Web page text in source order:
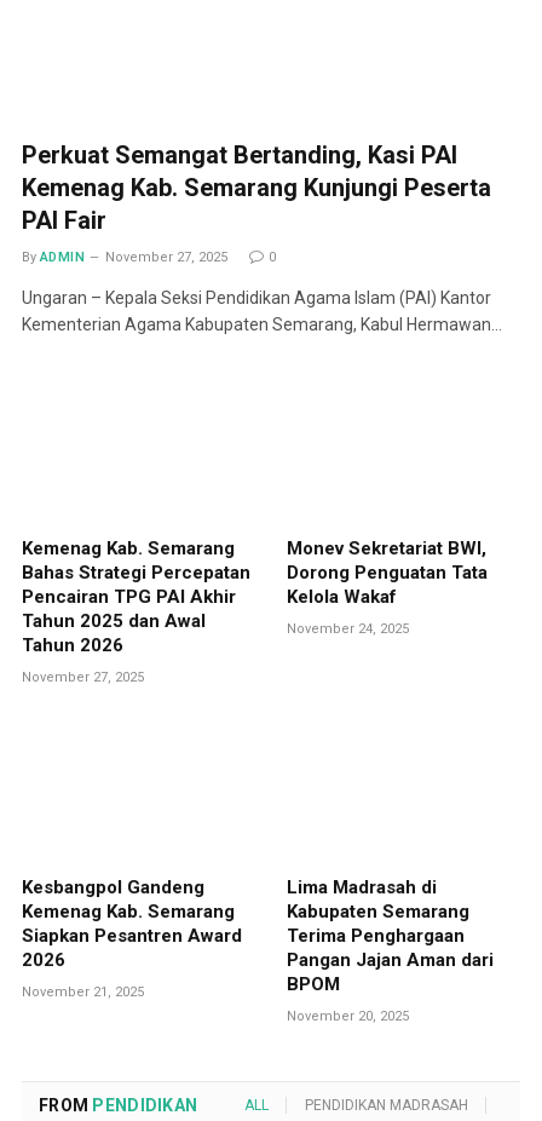
Perkuat Semangat Bertanding, Kasi PAI
Kemenag Kab. Semarang Kunjungi Peserta
PAI Fair
By ADMIN November 27, 2025 0
Ungaran – Kepala Seksi Pendidikan Agama Islam (PAI) Kantor
Kementerian Agama Kabupaten Semarang, Kabul Hermawan…
Kemenag Kab. Semarang
Bahas Strategi Percepatan
Pencairan TPG PAI Akhir
Tahun 2025 dan Awal
Tahun 2026
November 27, 2025
Monev Sekretariat BWI,
Dorong Penguatan Tata
Kelola Wakaf
November 24, 2025
Kesbangpol Gandeng
Kemenag Kab. Semarang
Siapkan Pesantren Award
2026
November 21, 2025
Lima Madrasah di
Kabupaten Semarang
Terima Penghargaan
Pangan Jajan Aman dari
BPOM
November 20, 2025
FROM PENDIDIKAN ALL PENDIDIKAN MADRASAH